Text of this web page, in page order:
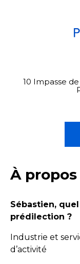
10 Impasse
À propos
Sébastien,
prédilection ?
Industrie et
d’activité